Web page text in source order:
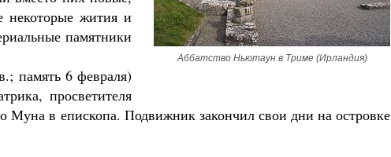
Аббатство Ньютаун в Триме (Ирландия)
жития и
памятники
память 6 февраля)
просветителя
Муна в епископа. Подвижник закончил свои дни на островке